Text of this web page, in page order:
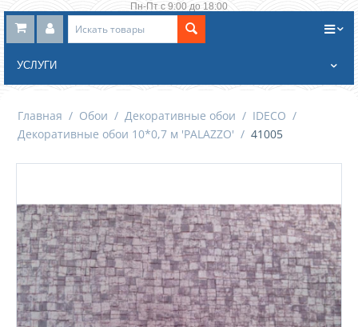
Пн-Пт с 9:00 до 18:00
Заказать обратный звонок
УСЛУГИ
Главная / Обои / Декоративные обои / IDECO /
Декоративные обои 10*0,7 м 'PALAZZO' / 41005